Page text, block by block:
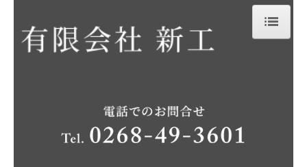
ホーム
大型機械加工・五面加工